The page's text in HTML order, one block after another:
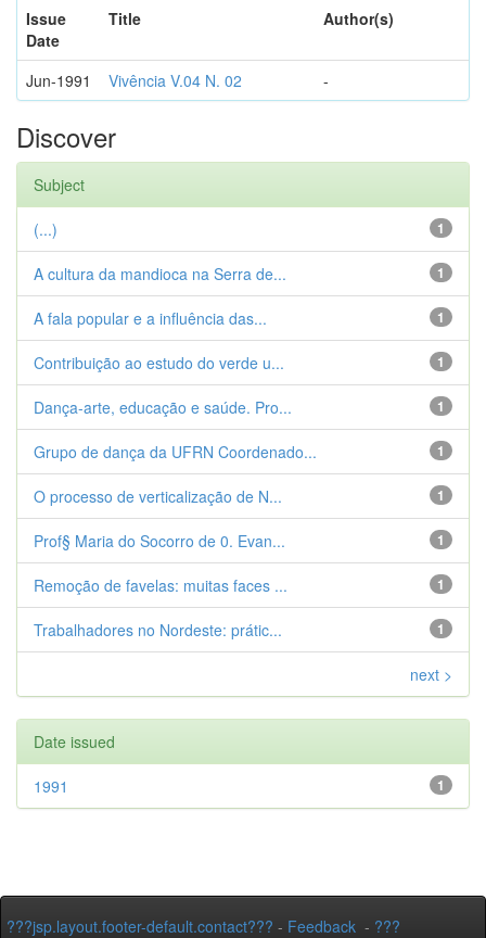
Issue
Date
Title Author(s)
Jun-1991 Vivência V.04 N. 02 -
Discover
Subject
1
(...)
1
A cultura da mandioca na Serra de...
1
A fala popular e a influência das...
1
Contribuição ao estudo do verde u...
1
Dança-arte, educação e saúde. Pro...
1
Grupo de dança da UFRN Coordenado...
1
O processo de verticalização de N...
1
Prof§ Maria do Socorro de 0. Evan...
1
Remoção de favelas: muitas faces ...
1
Trabalhadores no Nordeste: prátic...
next >
Date issued
1
1991
???jsp.layout.footer-default.contact??? - Feedback - ???